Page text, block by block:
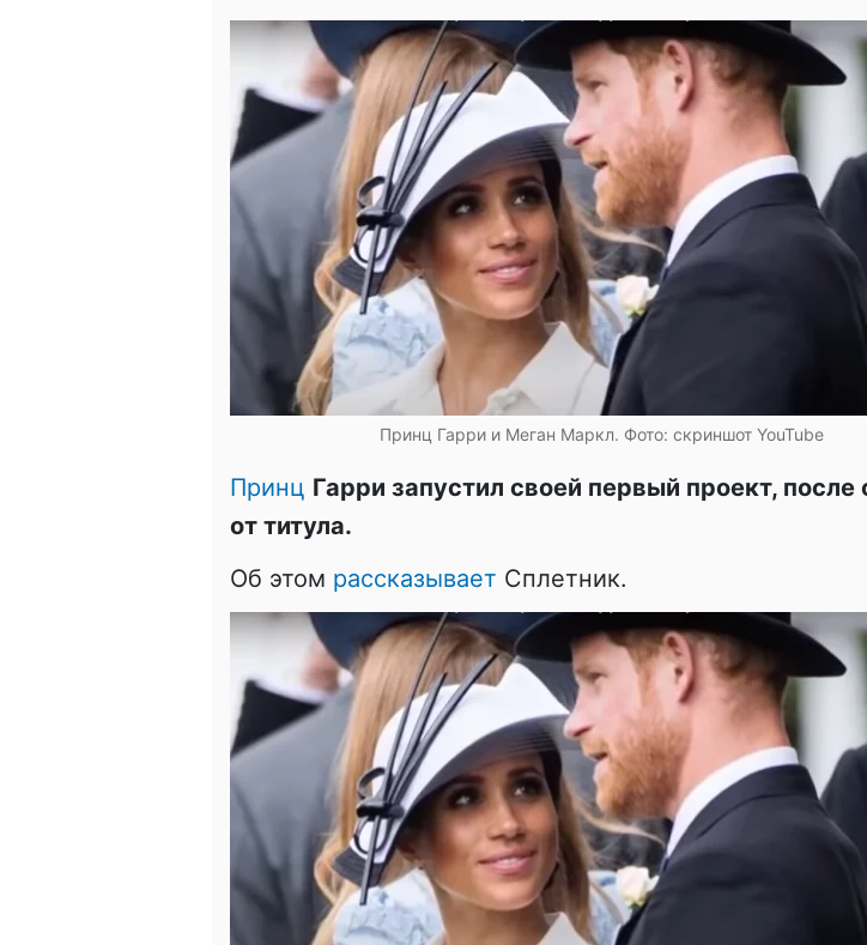
Принц Гарри и Меган Маркл. Фото: скриншот YouTube
Принц Гарри запустил своей первый проект, после
от титула.
Об этом рассказывает Сплетник.